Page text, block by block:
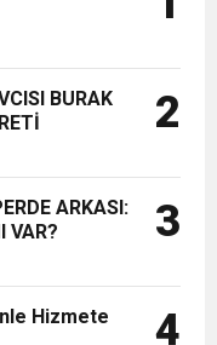
BURAK
2
ARKASI:
VAR?
3
Hizmete
4